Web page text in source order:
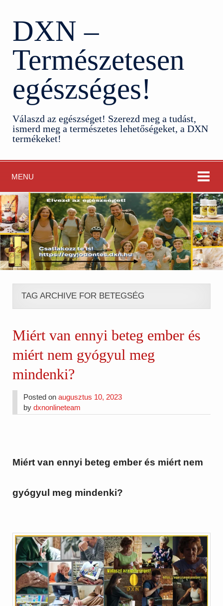
DXN –
Természetesen
egészséges!
Válaszd az egészséget! Szerezd meg a tudást,
ismerd meg a természetes lehetőségeket, a DXN
termékeket!
MENU
TAG ARCHIVE FOR BETEGSÉG
Miért van ennyi beteg ember és
miért nem gyógyul meg
mindenki?
Posted onaugusztus 10, 2023
bydxnonlineteam
Miért van ennyi beteg ember és miért nem
gyógyul meg mindenki?